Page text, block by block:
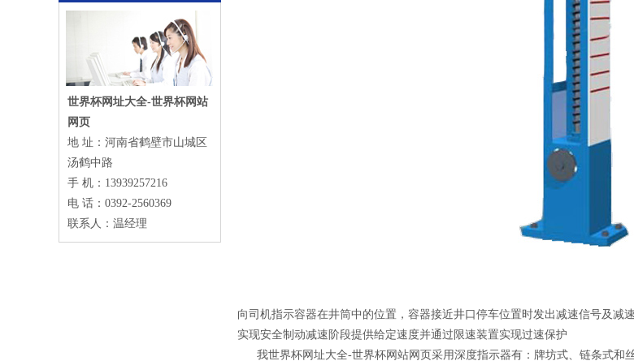
世界杯网址大全-世界杯网站
网页
地 址：河南省鹤壁市山城区
汤鹤中路
手 机：13939257216
电 话：0392-2560369
联系人：温经理
向司机指示容器在井筒中的位置，容器接近井口停车位置时发出减速信号及减
实现安全制动减速阶段提供给定速度并通过限速装置实现过速保护
我世界杯网址大全-世界杯网站网页采用深度指示器有：牌坊式、链条式和丝